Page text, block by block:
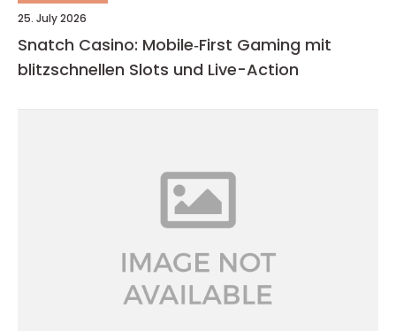
25. July 2026
Snatch Casino: Mobile‑First Gaming mit
blitzschnellen Slots und Live-Action